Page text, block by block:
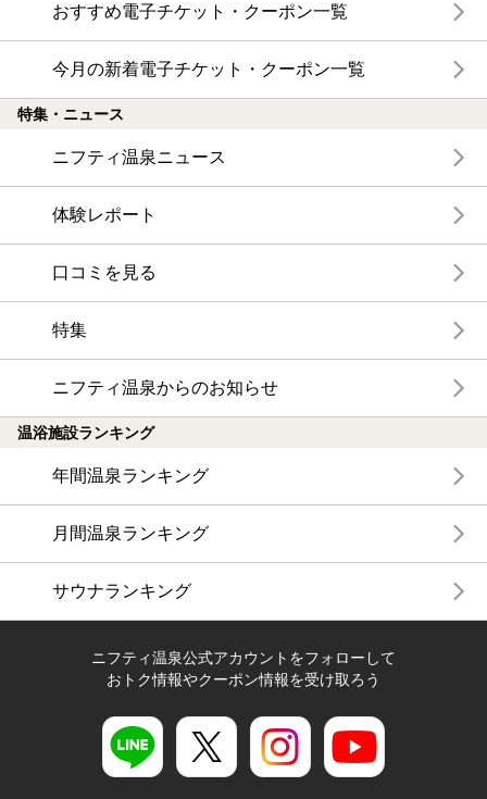
おすすめ電子チケット・クーポン一覧
今月の新着電子チケット・クーポン一覧
特集・ニュース
ニフティ温泉ニュース
体験レポート
口コミを見る
特集
ニフティ温泉からのお知らせ
温浴施設ランキング
年間温泉ランキング
月間温泉ランキング
サウナランキング
ニフティ温泉公式アカウントをフォローして
おトク情報やクーポン情報を受け取ろう